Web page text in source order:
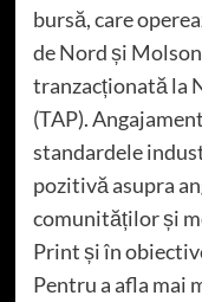
bursă, care
de Nord și
tranzacționată la
(TAP).
standardele
pozitivă asupra
comunităților și
Print și în
Pentru a afla mai